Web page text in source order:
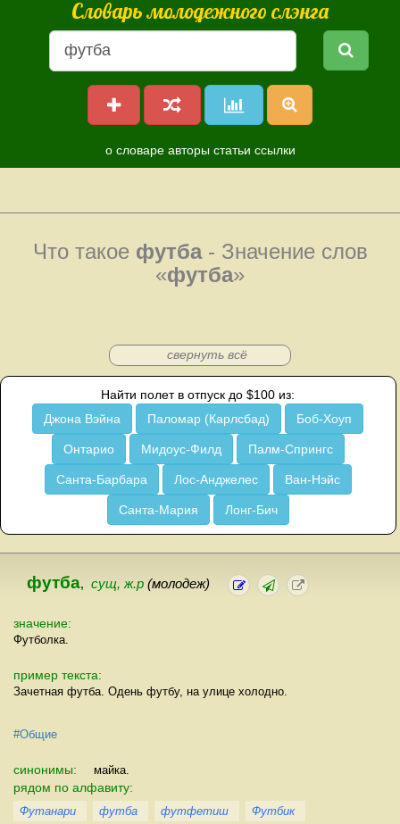
Словарь молодежного слэнга
о словаре авторы статьи ссылки
Что такое футба- Значение слов
«футба»
свернуть всё
Найти полет в отпуск до $100 из:
Джона Вэйна
Паломар (Карлсбад) Боб-Хоуп
Онтарио Мидоус-Филд Палм-Спрингс
Санта-Барбара Лос-Анджелес Ван-Нэйс
Санта-Мария Лонг-Бич
футба, сущ, ж.р (молодеж)
значение:
Футболка.
пример текста:
Зачетная футба. Одень футбу, на улице холодно.
#Общие
синонимы: майка.
рядом по алфавиту:
Футанари футба футфетиш
Футбик